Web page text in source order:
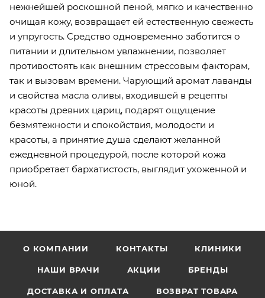
нежнейшей роскошной пеной, мягко и качественно
очищая кожу, возвращает ей естественную свежесть
и упругость. Средство одновременно заботится о
питании и длительном увлажнении, позволяет
противостоять как внешним стрессовым факторам,
так и вызовам времени. Чарующий аромат лаванды
и свойства масла оливы, входившей в рецепты
красоты древних цариц, подарят ощущение
безмятежности и спокойствия, молодости и
красоты, а принятие душа сделают желанной
ежедневной процедурой, после которой кожа
приобретает бархатистость, выглядит ухоженной и
юной.
О КОМПАНИИ КОНТАКТЫ КЛИНИКИ
НАШИ ВРАЧИ АКЦИИ БРЕНДЫ
ДОСТАВКА И ОПЛАТА ВОЗВРАТ ТОВАРА